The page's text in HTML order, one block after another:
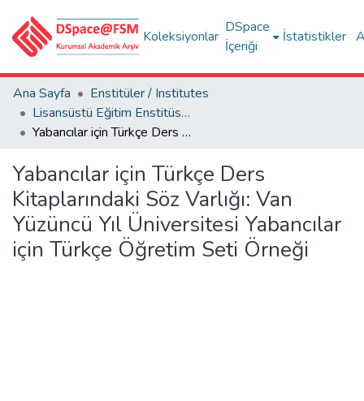
Koleksiyonlar
DSpace
İçeriği
İstatistikler
Ana Sayfa
Enstitüler / Institutes
Lisansüstü Eğitim Enstitüsü Tez Koleksiyonu
Yabancılar için Türkçe Ders Kitaplarındaki Söz Varlığı: Van Yüzüncü Yıl Üniversitesi Yabancılar için Türkçe Öğretim Seti Örneği
Yabancılar için Türkçe Ders
Kitaplarındaki Söz Varlığı: Van
Yüzüncü Yıl Üniversitesi Yabancılar
için Türkçe Öğretim Seti Örneği